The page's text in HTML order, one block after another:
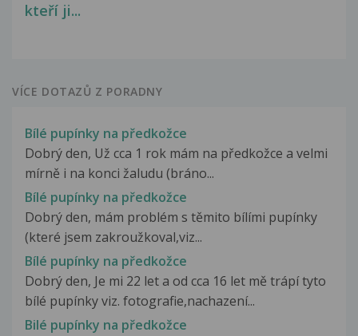
kteří ji...
VÍCE DOTAZŮ Z PORADNY
Bílé pupínky na předkožce
Dobrý den, Už cca 1 rok mám na předkožce a velmi
mírně i na konci žaludu (bráno...
Bílé pupínky na předkožce
Dobrý den, mám problém s těmito bílími pupínky
(které jsem zakroužkoval,viz...
Bílé pupínky na předkožce
Dobrý den, Je mi 22 let a od cca 16 let mě trápí tyto
bílé pupínky viz. fotografie,nachazení...
Bilé pupínky na předkožce